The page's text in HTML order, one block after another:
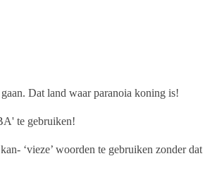
Dat land waar paranoia koning is!
te gebruiken!
‘vieze’ woorden te gebruiken zonder